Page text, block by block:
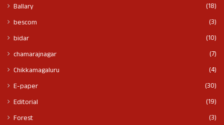
Ballary
(18)
bescom
(3)
bidar
(10)
chamarajnagar
(7)
Chikkamagaluru
(4)
E-paper
(30)
Editorial
(19)
Forest
(3)